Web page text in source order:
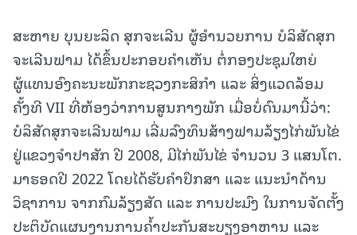
ສະຫາຍ ບຸນຍະລິດ ສຸກຈະເລີນ ຜູ້ອຳນວຍການ ບໍລິສັດສຸກ
ຈະເລີນຟາມ ໄດ້ຂຶ້ນປະກອບຄໍາເຫັນ ຕໍ່ກອງປະຊຸມໃຫຍ່
ຜູ້ແທນອົງຄະນະພັກກະຊວງກະສິກຳ ແລະ ສິ່ງແວດລ້ອມ
ຄັ້ງທີ VII ທີ່ຫ້ອງວ່າການສູນກາງພັກ ເມື່ອບໍ່ດົນມານີ້ວ່າ:
ບໍລິສັດສຸກຈະເລີນຟາມ ເລີ່ມລົງທຶນສ້າງຟາມລ້ຽງໄກ່ພັນໄຂ່
ຢູ່ແຂວງຈຳປາສັກ ປີ 2008, ມີໄກ່ພັນໄຂ່ ຈໍານວນ 3 ແສນໂຕ.
ມາຮອດປີ 2022 ໂດຍໄດ້ຮັບຄໍາປຶກສາ ແລະ ແນະນໍາດ້ານ
ວິຊາການ ຈາກກົມລ້ຽງສັດ ແລະ ການປະມົງ ໃນການຈັດຕັ້ງ
ປະຕິບັດແຜນງານການຄໍ້າປະກັນສະບຽງອາຫານ ແລະ